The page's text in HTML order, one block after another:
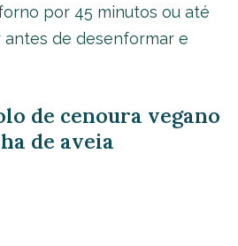
por 45 minutos ou até
antes de desenformar e
de cenoura vegano
de aveia